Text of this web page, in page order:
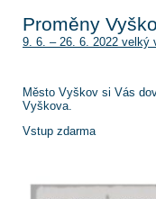
Proměny
9. 6. – 26. 6. 2022
Město Vyškov si Vás
Vyškova.
Vstup zdarma